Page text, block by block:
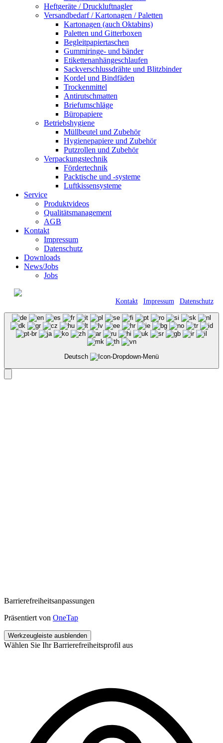
Heftgeräte / Druckluftnagler
Versandbedarf / Kartonagen / Paletten
Kartonagen (auch Oktabins)
Paletten und Gitterboxen
Begleitpapiertaschen
Gummiringe- und bänder
Etikettenanhängeschlaufen
Sackverschlussdrähte und Blitzbinder
Kordel und Bindfäden
Trockenmittel
Antirutschmatten
Briefumschläge
Büropapiere
Betriebshygiene
Müllbeutel und Zubehör
Hygienepapiere und Zubehör
Putzrollen und Zubehör
Verpackungstechnik
Fördertechnik
Packtische und -systeme
Luftkissensysteme
Service
Produktvideos
Qualitätsmanagement
AGB
Kontakt
Impressum
Datenschutz
Downloads
News/Jobs
Jobs
Kontakt| Impressum Datenschutz
Deutsch
Barrierefreiheitsanpassungen
Präsentiert von OneTap
Werkzeugleiste ausblenden
Wählen Sie Ihr Barrierefreiheitsprofil aus